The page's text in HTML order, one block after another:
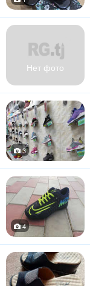
Нет фото
3
4